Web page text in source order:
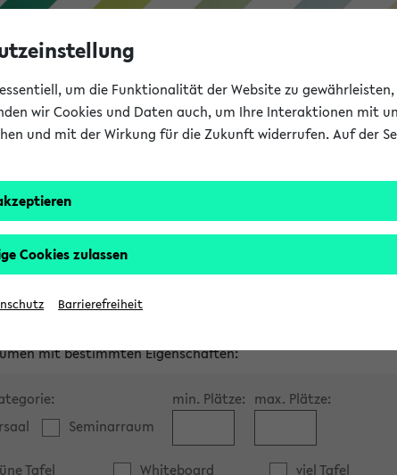
mit bestimmten Eigenschaften:
Seminarraum
min. Plätze: max. Plätze:
Tafel Whiteboard viel Tafel
um die Funktionalität der Website zu
wir Cookies und Daten auch, um Ihre Interaktionen mit
und mit der Wirkung für die Zukunft widerrufen. Auf der
Cookies zulassen
Barrierefreiheit